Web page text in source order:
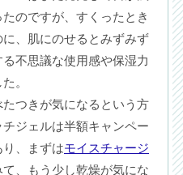
のですが、すくったとき
、肌にのせるとみずみず
不思議な使用感や保湿力
。
つきが気になるという方
ジェルは半額キャンペー
、まずはモイスチャージ
、もう少し乾燥が気にな